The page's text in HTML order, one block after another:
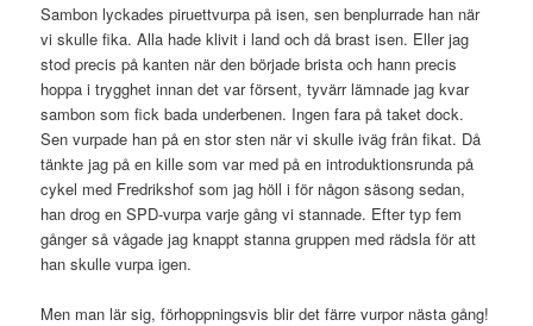
Sambon lyckades piruettvurpa på isen, sen benplurrade han när
vi skulle fika. Alla hade klivit i land och då brast isen. Eller jag
stod precis på kanten när den började brista och hann precis
hoppa i trygghet innan det var försent, tyvärr lämnade jag kvar
sambon som fick bada underbenen. Ingen fara på taket dock.
Sen vurpade han på en stor sten när vi skulle iväg från fikat. Då
tänkte jag på en kille som var med på en introduktionsrunda på
cykel med Fredrikshof som jag höll i för någon säsong sedan,
han drog en SPD-vurpa varje gång vi stannade. Efter typ fem
gånger så vågade jag knappt stanna gruppen med rädsla för att
han skulle vurpa igen.
Men man lär sig, förhoppningsvis blir det färre vurpor nästa gång!